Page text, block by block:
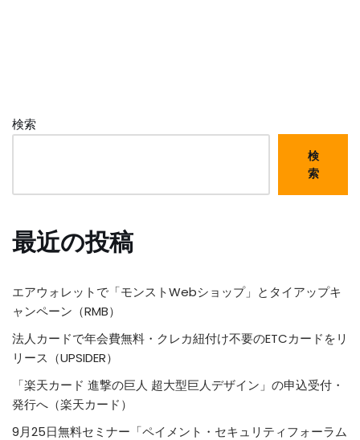
検索
検
索
最近の投稿
エアウォレットで「モンストWebショップ」とタイアップキ
ャンペーン（RMB）
法人カードで年会費無料・クレカ紐付け不要のETCカードをリ
リース（UPSIDER）
「楽天カード 進撃の巨人 超大型巨人デザイン」の申込受付・
発行へ（楽天カード）
9月25日無料セミナー「ペイメント・セキュリティフォーラム